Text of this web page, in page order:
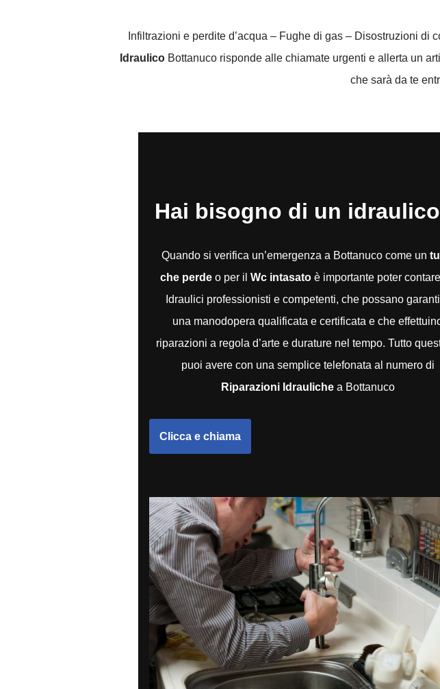
Infiltrazioni e perdite d’acqua – Fughe di gas – Disostruzioni
IdraulicoBottanuco risponde alle chiamate urgenti e allerta un
che sarà da te
Hai bisogno di un
Quando si verifica un’emergenza a Bottanuco come un
che perde o per ilWc intasato è importante poter
Idraulici professionisti e competenti, che possano
una manodopera qualificata e certificata e che
riparazioni a regola d’arte e durature nel tempo. Tutto
puoi avere con una semplice telefonata al numero di
Riparazioni Idraulichea Bottanuco
Clicca e chiama